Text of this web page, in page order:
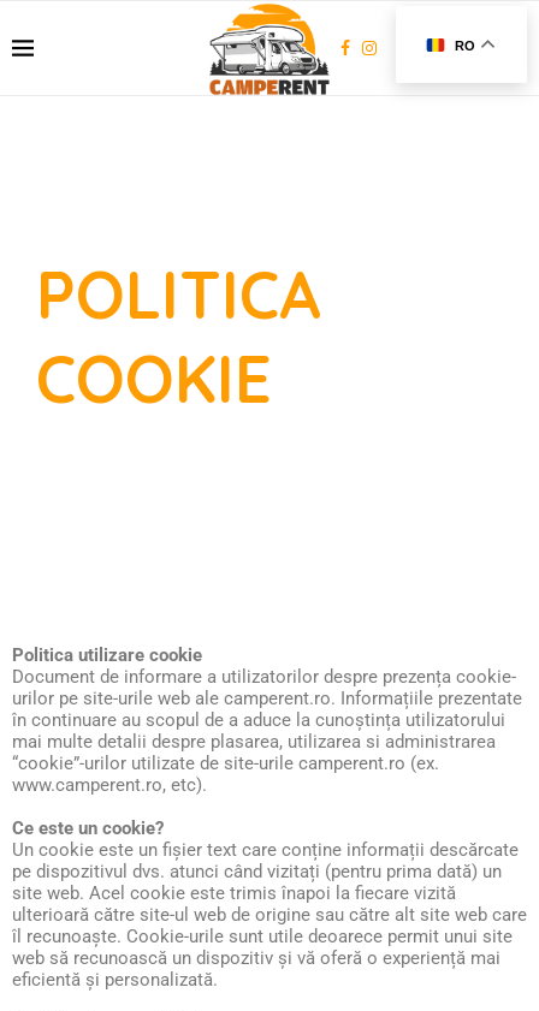
RO
POLITICA
COOKIE
Politica utilizare cookie
Document de informare a utilizatorilor despre prezența cookie-
urilor pe site-urile web ale camperent.ro. Informațiile prezentate
în continuare au scopul de a aduce la cunoștința utilizatorului
mai multe detalii despre plasarea, utilizarea si administrarea
“cookie”-urilor utilizate de site-urile camperent.ro (ex.
www.camperent.ro, etc).
Ce este un cookie?
Un cookie este un fișier text care conține informații descărcate
pe dispozitivul dvs. atunci când vizitați (pentru prima dată) un
site web. Acel cookie este trimis înapoi la fiecare vizită
ulterioară către site-ul web de origine sau către alt site web care
îl recunoaște. Cookie-urile sunt utile deoarece permit unui site
web să recunoască un dispozitiv și vă oferă o experiență mai
eficientă și personalizată.